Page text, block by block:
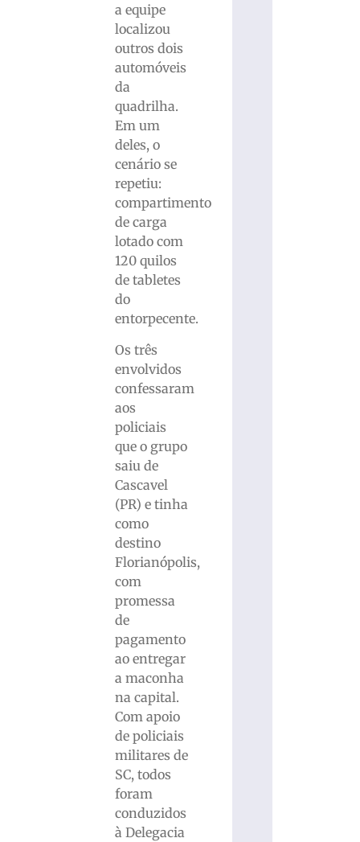
a equipe
localizou
outros dois
automóveis
da
quadrilha.
Em um
deles, o
cenário se
repetiu:
compartimento
de carga
lotado com
120 quilos
de tabletes
do
entorpecente.
Os três
envolvidos
confessaram
aos
policiais
que o grupo
saiu de
Cascavel
(PR) e tinha
como
destino
Florianópolis,
com
promessa
de
pagamento
ao entregar
a maconha
na capital.
Com apoio
de policiais
militares de
SC, todos
foram
conduzidos
à Delegacia